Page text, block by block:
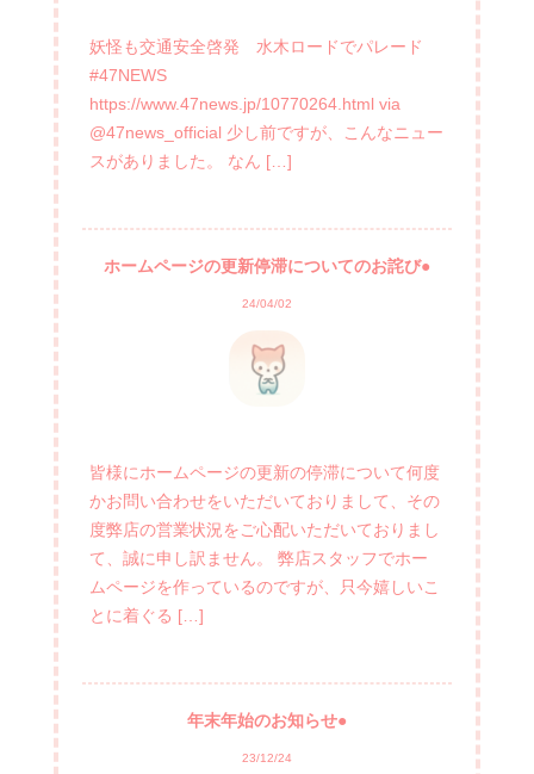
妖怪も交通安全啓発 水木ロードでパレード
#47NEWS
https://www.47news.jp/10770264.html via
@47news_official 少し前ですが、こんなニュー
スがありました。 なん […]
ホームページの更新停滞についてのお詫び●
24/04/02
皆様にホームページの更新の停滞について何度
かお問い合わせをいただいておりまして、その
度弊店の営業状況をご心配いただいておりまし
て、誠に申し訳ません。 弊店スタッフでホー
ムページを作っているのですが、只今嬉しいこ
とに着ぐる […]
年末年始のお知らせ●
23/12/24